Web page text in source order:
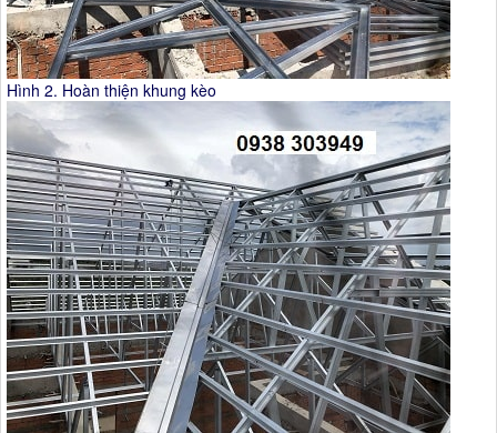
Hình 2. Hoàn thiện khung kèo